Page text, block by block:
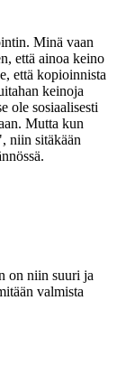
Minä vaan
että ainoa keino
että kopioinnista
keinoja
ole sosiaalisesti
Mutta kun
niin sitäkään
on niin suuri ja
valmista